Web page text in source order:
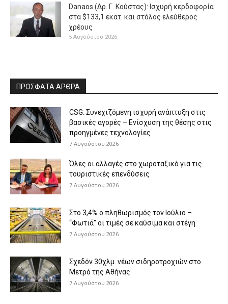
Danaos (Δρ. Γ. Κούστας): Ισχυρή κερδοφορία
στα $133,1 εκατ. και στόλος ελεύθερος
χρέους
5 Αυγούστου 2026
ΠΡΟΣΦΑΤΑ ΑΡΘΡΑ
CSG: Συνεχιζόμενη ισχυρή ανάπτυξη στις
βασικές αγορές – Ενίσχυση της θέσης στις
προηγμένες τεχνολογίες
7 Αυγούστου 2026
Όλες οι αλλαγές στο χωροταξικό για τις
τουριστικές επενδύσεις
7 Αυγούστου 2026
Στο 3,4% ο πληθωρισμός τον Ιούλιο –
“Φωτιά” οι τιμές σε καύσιμα και στέγη
7 Αυγούστου 2026
Σχεδόν 30χλμ. νέων σιδηροτροχιών στο
Μετρό της Αθήνας
7 Αυγούστου 2026